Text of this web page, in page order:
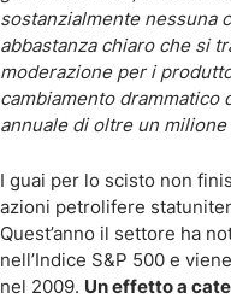
sostanzialmente nessuna
abbastanza chiaro che si
moderazione per i
cambiamento drammatico
annuale di oltre un
I guai per lo scisto non
azioni petrolifere
Quest’anno il settore ha
nell’Indice S&P 500 e
nel 2009. Un effetto a